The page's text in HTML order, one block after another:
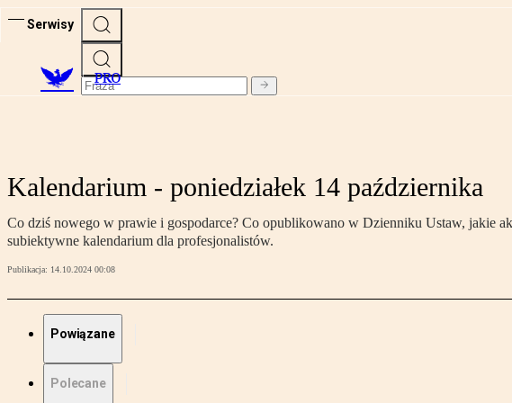
Serwisy
PRO
Kalendarium - poniedziałek 14 października
Co dziś nowego w prawie i gospodarce? Co opublikowano w Dzienniku Ustaw, jakie
subiektywne kalendarium dla profesjonalistów.
Publikacja: 14.10.2024 00:08
Powiązane
Polecane